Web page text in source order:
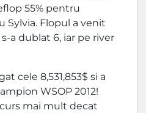
55% pentru
Sylvia. Flopul a venit
a dublat 6, iar pe river
cele 8,531,853$ si a
WSOP 2012!
mai mult decat